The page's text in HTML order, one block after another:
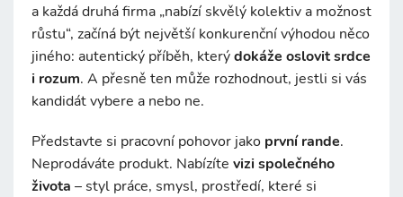
a každá druhá firma „nabízí skvělý kolektiv a možnost
růstu“, začíná být největší konkurenční výhodou něco
jiného: autentický příběh, kterýdokáže oslovit srdce
i rozum. A přesně ten může rozhodnout, jestli si vás
kandidát vybere a nebo ne.
Představte si pracovní pohovor jako první rande.
Neprodáváte produkt. Nabízíte vizi společného
života – styl práce, smysl, prostředí, které si